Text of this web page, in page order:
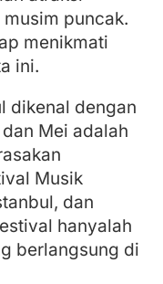
puncak.
menikmati
ini.
dikenal dengan
dan Mei adalah
Musik
dan
hanyalah
berlangsung di